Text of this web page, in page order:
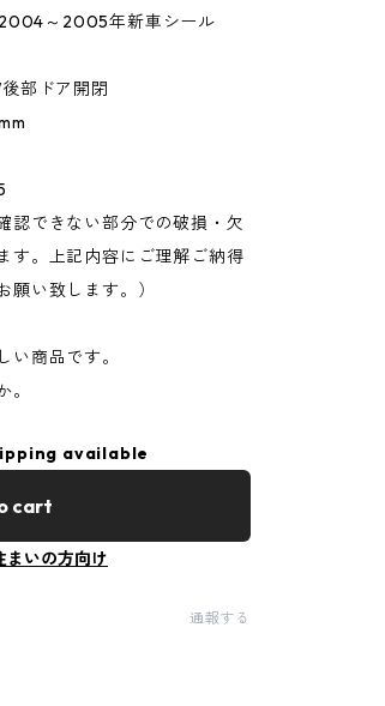
～2005年新車シール
部ドア開閉
認できない部分での破損・欠
す。上記内容にご理解ご納得
願い致します。）
商品です。
available
cart
まいの方向け
通報する